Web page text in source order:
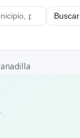
Buscar